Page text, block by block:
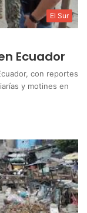
El Sur
Ecuador
con reportes
y motines en